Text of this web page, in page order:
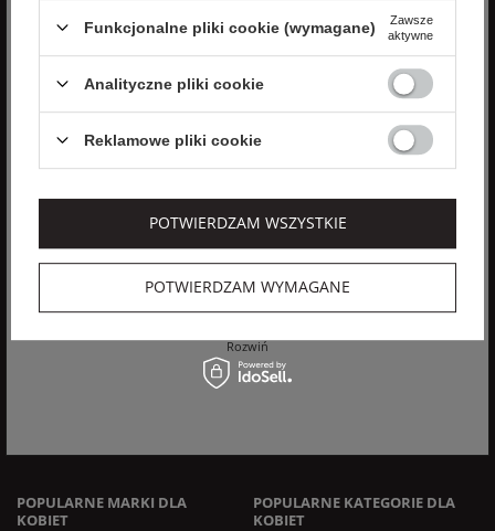
Wyrażam zgodę na otrzymywanie spersonalizowanych wiadomości
(imię, adres email) przez VELPA Otylia Skiepko w celu
marketingowym. Wyrażenie zgody jest dobrowolne. Mam
podstawie zgody przed jej cofnięciem. Mam prawo dostępu
do treści swoich danych i ich sprostowania, usunięcia,
ograniczenia przetwarzania, oraz prawo do przenoszenia
Rozwiń
POPULARNE MARKI DLA
KOBIET
POPULARNE KATEGORIE DLA
KOBIET
Funkcjonalne pliki cookie (wymagane)
Zawsze
aktywne
Analityczne pliki cookie
Reklamowe pliki cookie
POTWIERDZAM WYMAGANE
POTWIERDZAM WSZYSTKIE